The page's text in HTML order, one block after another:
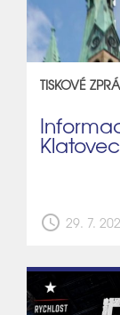
TISKOVÉ
schedule 29. 7.